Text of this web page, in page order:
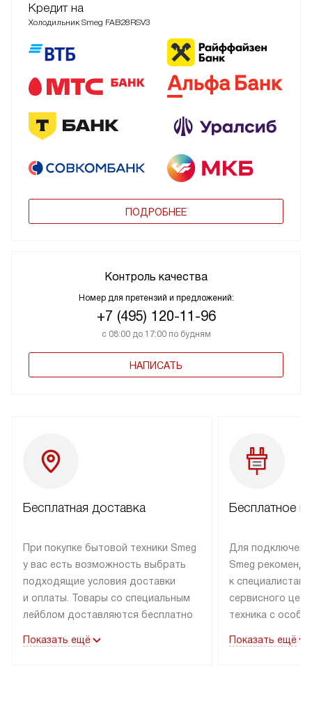
Кредит на
Холодильник Smeg FAB28RSV3
ПОДРОБНЕЕ
Контроль качества
Номер для претензий и предложений:
+7 (495) 120-11-96
с 08:00 до 17:00 по будням
НАПИСАТЬ
Бесплатная доставка
При покупке бытовой техники Smeg
у вас есть возможность выбрать
подходящие условия доставки
и оплаты. Товары со специальным
лейблом доставляются бесплатно
до подъезда. Доставка за пределы
Показать ещё
Бесплатное
Для
Smeg
к специалистам
сервисного
техника с
коммуникациям.
Показать ещё